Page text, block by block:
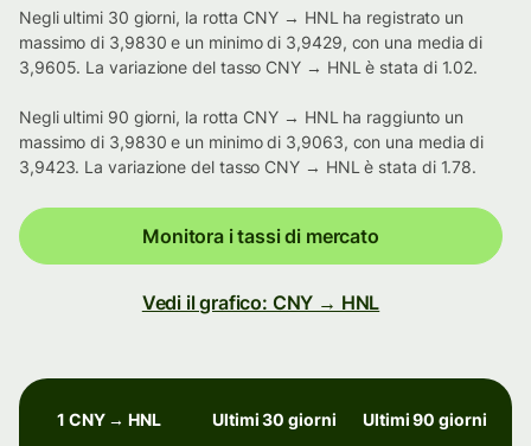
Negli ultimi 30 giorni, la rotta CNY → HNL ha registrato un
massimo di 3,9830 e un minimo di 3,9429, con una media di
3,9605. La variazione del tasso CNY → HNL è stata di 1.02.
Negli ultimi 90 giorni, la rotta CNY → HNL ha raggiunto un
massimo di 3,9830 e un minimo di 3,9063, con una media di
3,9423. La variazione del tasso CNY → HNL è stata di 1.78.
Monitora i tassi di mercato
Vedi il grafico: CNY → HNL
1 CNY → HNL Ultimi 30 giorni Ultimi 90 giorni